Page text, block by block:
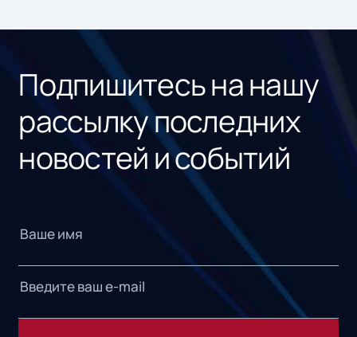
Подпишитесь на нашу
рассылку последних
новостей и событий